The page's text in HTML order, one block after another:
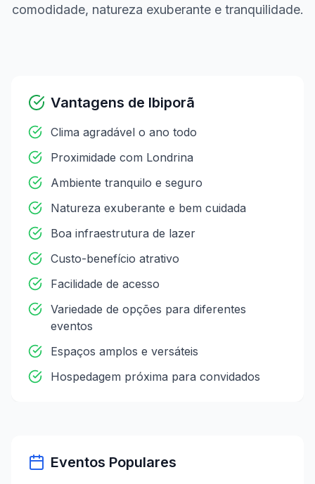
comodidade, natureza exuberante e tranquilidade.
Vantagens de Ibiporã
Clima agradável o ano todo
Proximidade com Londrina
Ambiente tranquilo e seguro
Natureza exuberante e bem cuidada
Boa infraestrutura de lazer
Custo-benefício atrativo
Facilidade de acesso
Variedade de opções para diferentes
eventos
Espaços amplos e versáteis
Hospedagem próxima para convidados
Eventos Populares